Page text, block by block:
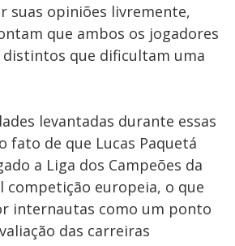
suas opiniões livremente,
que ambos os jogadores
distintos que dificultam uma
levantadas durante essas
fato de que Lucas Paquetá
a Liga dos Campeões da
competição europeia, o que
internautas como um ponto
das carreiras